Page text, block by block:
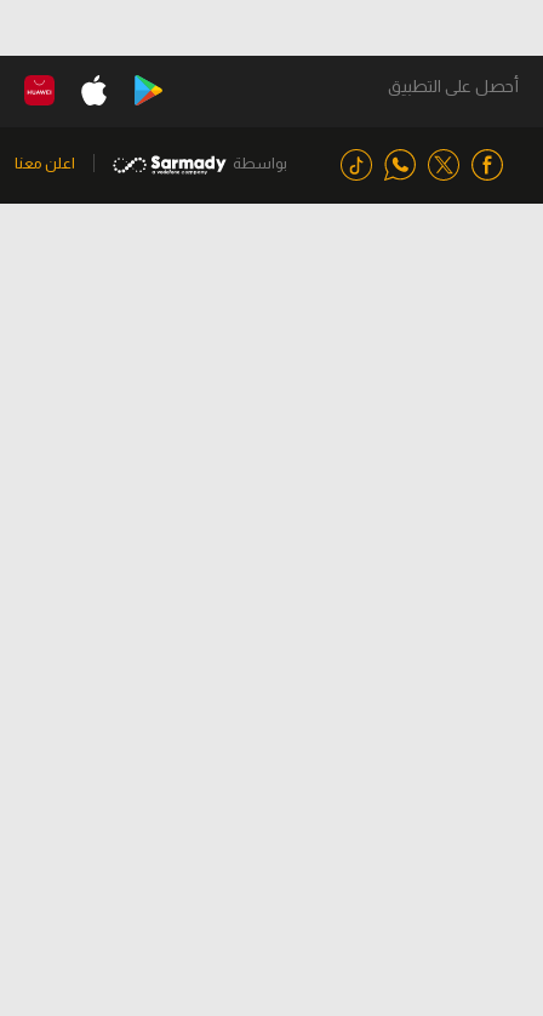
أحصل على التطبيق
بواسطة اعلن معنا